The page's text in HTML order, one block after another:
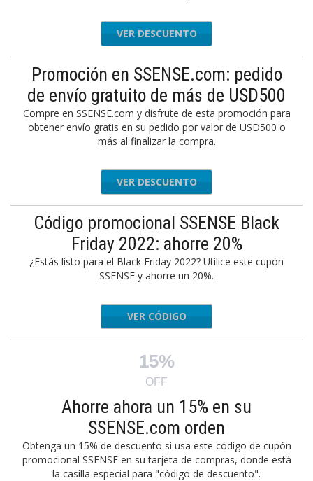
VER DESCUENTO
Promoción en SSENSE.com: pedido
de envío gratuito de más de USD500
Compre en SSENSE.com y disfrute de esta promoción para
obtener envío gratis en su pedido por valor de USD500 o
más al finalizar la compra.
VER DESCUENTO
Código promocional SSENSE Black
Friday 2022: ahorre 20%
¿Estás listo para el Black Friday 2022? Utilice este cupón
SSENSE y ahorre un 20%.
US2022
VER CÓDIGO
15%
OFF
Ahorre ahora un 15% en su
SSENSE.com orden
Obtenga un 15% de descuento si usa este código de cupón
promocional SSENSE en su tarjeta de compras, donde está
la casilla especial para "código de descuento".